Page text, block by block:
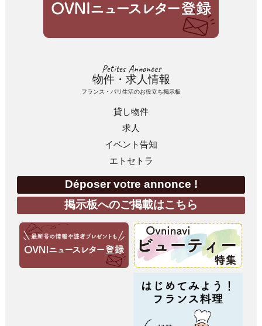
Petites Annonces
物件・求人情報
フランス・パリ生活のお役立ち掲示板
貸し物件
求人
イベント告知
エトセトラ
Déposer votre annonce !
掲示板へのご掲載はこちら